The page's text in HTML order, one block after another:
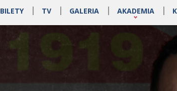
BILETY TV GALERIA AKADEMIA